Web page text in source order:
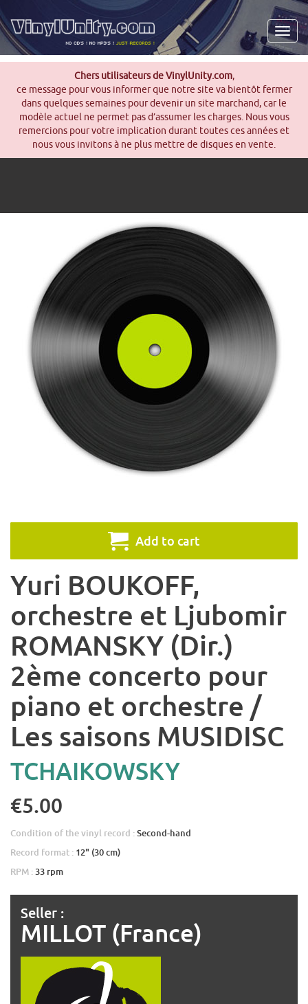
Chers utilisateurs de VinylUnity.com,
ce message pour vous informer que notre site va bientôt fermer
dans quelques semaines pour devenir un site marchand, car le
modèle actuel ne permet pas d’assumer les charges. Nous vous
remercions pour votre implication durant toutes ces années et
nous vous invitons à ne plus mettre de disques en vente.
Add to cart
Yuri BOUKOFF,
orchestre et Ljubomir
ROMANSKY (Dir.)
2ème concerto pour
piano et orchestre /
Les saisons MUSIDISC
TCHAIKOWSKY
€5.00
Condition of the vinyl record :Second-hand
Record format : 12" (30 cm)
RPM : 33 rpm
Seller :
MILLOT (France)